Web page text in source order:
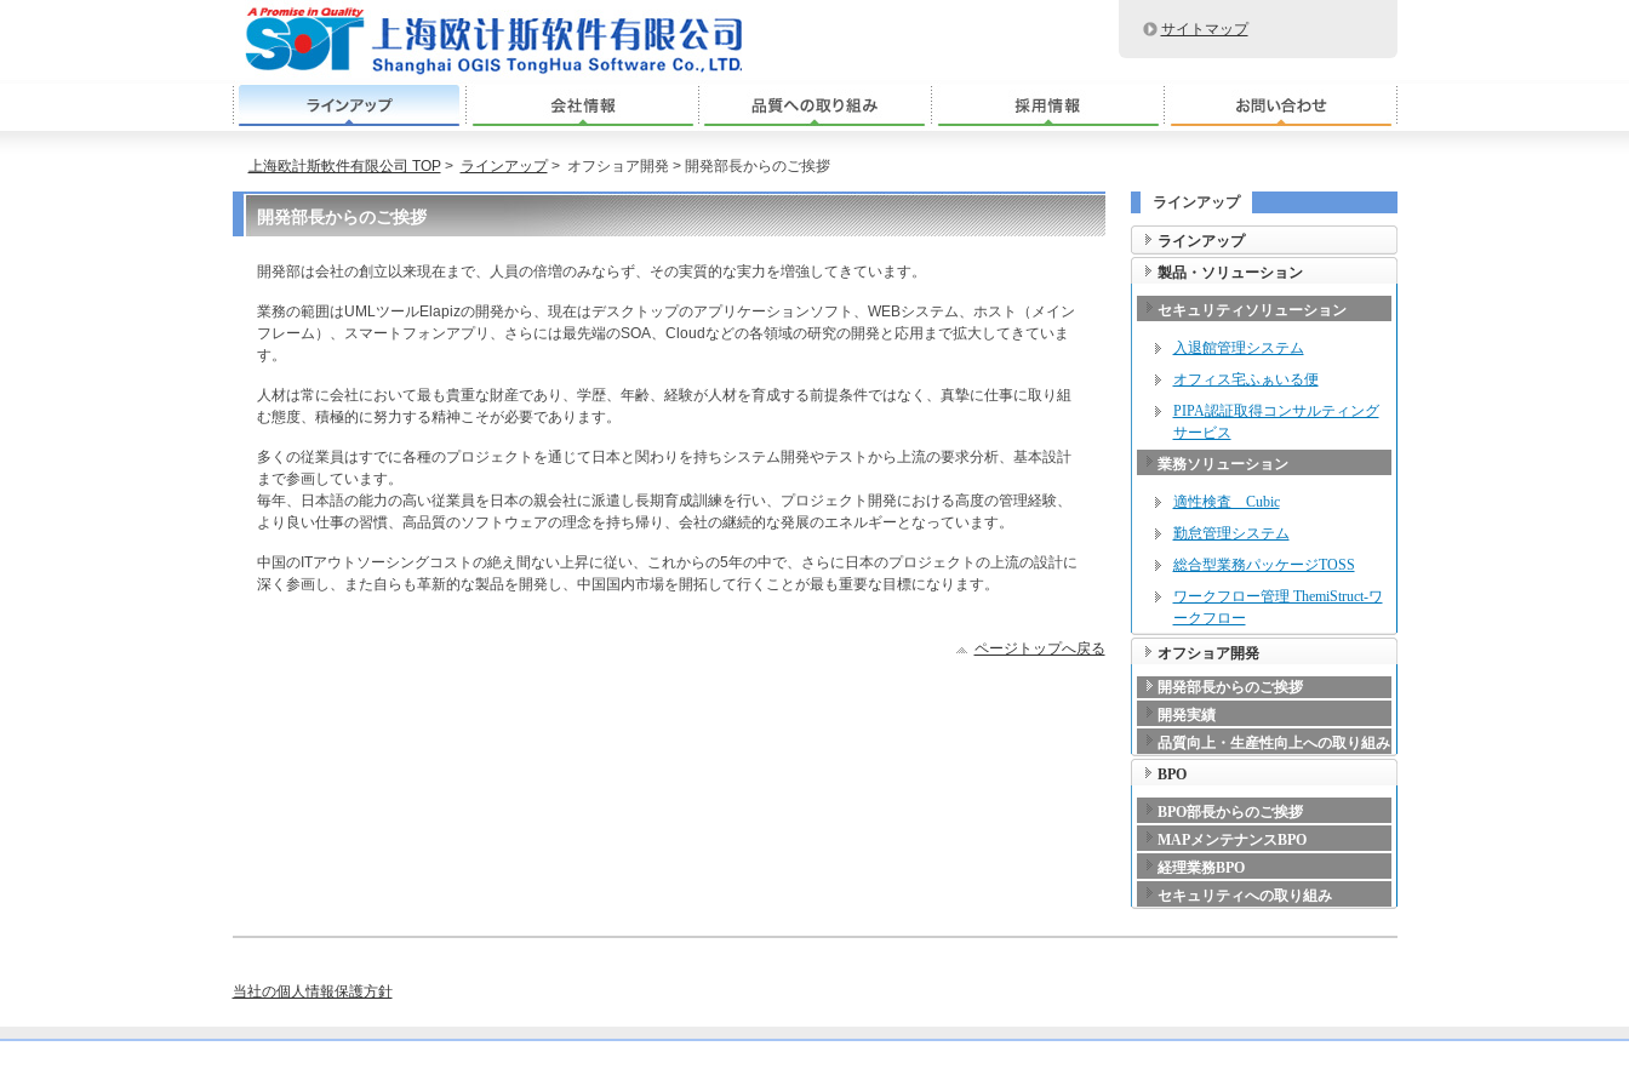
サイトマップ
上海欧計斯軟件有限公司 TOP> ラインアップ> オフショア開発 > 開発部長からのご挨拶
開発部長からのご挨拶
開発部は会社の創立以来現在まで、人員の倍増のみならず、その実質的な実力を増強してきています。
業務の範囲はUMLツールElapizの開発から、現在はデスクトップのアプリケーションソフト、WEBシステム、ホスト（メイン
フレーム）、スマートフォンアプリ、さらには最先端のSOA、Cloudなどの各領域の研究の開発と応用まで拡大してきていま
す。
人材は常に会社において最も貴重な財産であり、学歴、年齢、経験が人材を育成する前提条件ではなく、真摯に仕事に取り組
む態度、積極的に努力する精神こそが必要であります。
多くの従業員はすでに各種のプロジェクトを通じて日本と関わりを持ちシステム開発やテストから上流の要求分析、基本設計
まで参画しています。
毎年、日本語の能力の高い従業員を日本の親会社に派遣し長期育成訓練を行い、プロジェクト開発における高度の管理経験、
より良い仕事の習慣、高品質のソフトウェアの理念を持ち帰り、会社の継続的な発展のエネルギーとなっています。
中国のITアウトソーシングコストの絶え間ない上昇に従い、これからの5年の中で、さらに日本のプロジェクトの上流の設計に
深く参画し、また自らも革新的な製品を開発し、中国国内市場を開拓して行くことが最も重要な目標になります。
ページトップへ戻る
ラインアップ
ラインアップ
製品・ソリューション
セキュリティソリューション
入退館管理システム
オフィス宅ふぁいる便
PIPA認証取得コンサルティング
サービス
業務ソリューション
適性検査 Cubic
勤怠管理システム
総合型業務パッケージTOSS
ワークフロー管理 ThemiStruct-ワ
ークフロー
オフショア開発
開発部長からのご挨拶
開発実績
品質向上・生産性向上への取り組み
BPO
BPO部長からのご挨拶
MAPメンテナンスBPO
経理業務BPO
セキュリティへの取り組み
当社の個人情報保護方針